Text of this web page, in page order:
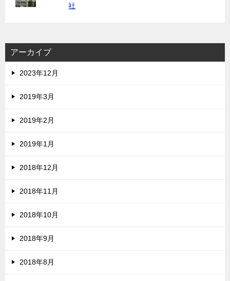
社
アーカイブ
2023年12月
2019年3月
2019年2月
2019年1月
2018年12月
2018年11月
2018年10月
2018年9月
2018年8月